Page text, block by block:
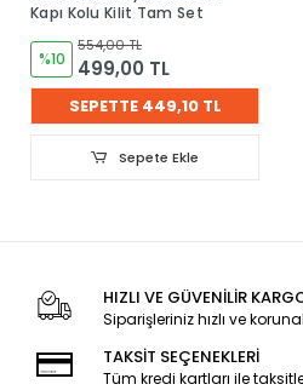
Kapı Kolu Kilit Tam Set
%10
554,00 TL
499,00 TL
SEPETTE 449,10 TL
Sepete Ekle
HIZLI VE GÜVENİLİR
Siparişleriniz hızlı ve
TAKSİT SEÇENEKLERİ
Tüm kredi kartları ile